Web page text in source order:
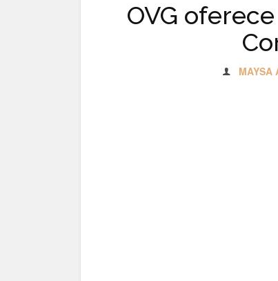
OVG
MAYSA